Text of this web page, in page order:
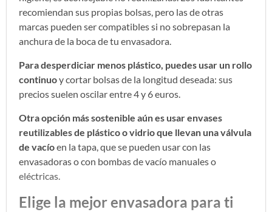
recomiendan sus propias bolsas, pero las de otras
marcas pueden ser compatibles si no sobrepasan la
anchura de la boca de tu envasadora.
Para desperdiciar menos plástico, puedes usar un rollo
continuoy cortar bolsas de la longitud deseada: sus
precios suelen oscilar entre 4 y 6 euros.
Otra opción más sostenible aún es usar envases
reutilizables de plástico o vidrio que llevan una válvula
de vacíoen la tapa, que se pueden usar con las
envasadoras o con bombas de vacío manuales o
eléctricas.
Elige la mejor envasadora para ti